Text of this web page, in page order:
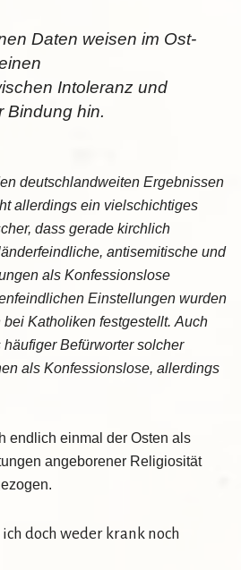
Daten weisen im Ost-
Intoleranz und
Bindung hin.
deutschlandweiten Ergebnissen
allerdings ein vielschichtiges
dass gerade kirchlich
antisemitische und
als Konfessionslose
Einstellungen wurden
Katholiken festgestellt. Auch
Befürworter solcher
als Konfessionslose, allerdings
endlich einmal der Osten als
angeborener Religiosität
ich doch weder krank noch